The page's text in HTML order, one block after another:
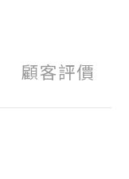
顧客評價